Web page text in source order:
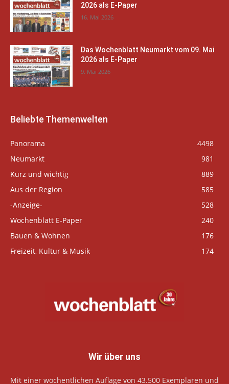
2026 als E-Paper
16. Mai 2026
Das Wochenblatt Neumarkt vom 09. Mai
2026 als E-Paper
9. Mai 2026
Beliebte Themenwelten
Panorama
4498
Neumarkt
981
Kurz und wichtig
889
Aus der Region
585
-Anzeige-
528
Wochenblatt E-Paper
240
Bauen & Wohnen
176
Freizeit, Kultur & Musik
174
Wir über uns
Mit einer wöchentlichen Auflage von 43.500 Exemplaren und